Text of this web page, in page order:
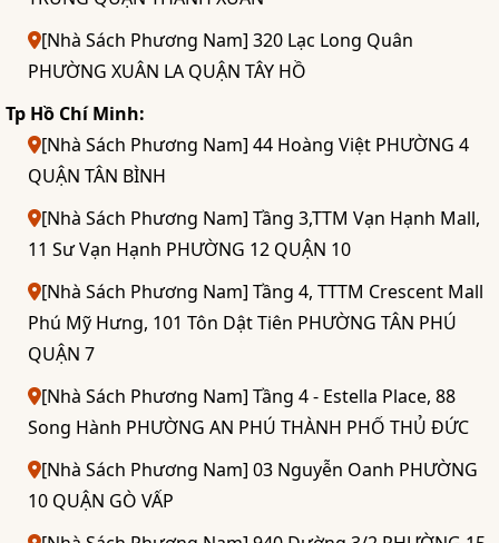
[Nhà Sách Phương Nam] 320 Lạc Long Quân
PHƯỜNG XUÂN LA QUẬN TÂY HỒ
Tp Hồ Chí Minh:
[Nhà Sách Phương Nam] 44 Hoàng Việt PHƯỜNG 4
QUẬN TÂN BÌNH
[Nhà Sách Phương Nam] Tầng 3,TTM Vạn Hạnh Mall,
11 Sư Vạn Hạnh PHƯỜNG 12 QUẬN 10
[Nhà Sách Phương Nam] Tầng 4, TTTM Crescent Mall
Phú Mỹ Hưng, 101 Tôn Dật Tiên PHƯỜNG TÂN PHÚ
QUẬN 7
[Nhà Sách Phương Nam] Tầng 4 - Estella Place, 88
Song Hành PHƯỜNG AN PHÚ THÀNH PHỐ THỦ ĐỨC
[Nhà Sách Phương Nam] 03 Nguyễn Oanh PHƯỜNG
10 QUẬN GÒ VẤP